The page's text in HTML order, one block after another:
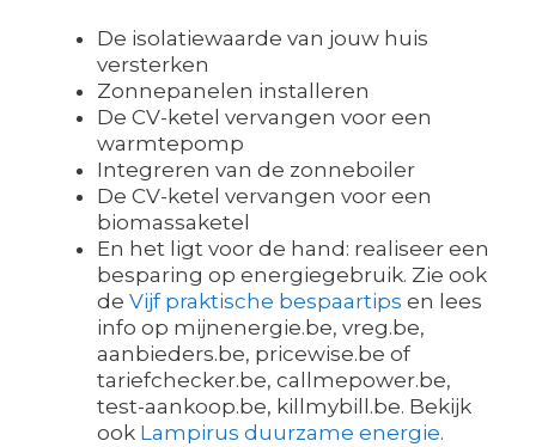
De isolatiewaarde van jouw huis
versterken
Zonnepanelen installeren
De CV-ketel vervangen voor een
warmtepomp
Integreren van de zonneboiler
De CV-ketel vervangen voor een
biomassaketel
En het ligt voor de hand: realiseer een
besparing op energiegebruik. Zie ook
de Vijf praktische bespaartips en lees
info op mijnenergie.be, vreg.be,
aanbieders.be, pricewise.be of
tariefchecker.be, callmepower.be,
test-aankoop.be, killmybill.be. Bekijk
ook Lampirus duurzame energie.